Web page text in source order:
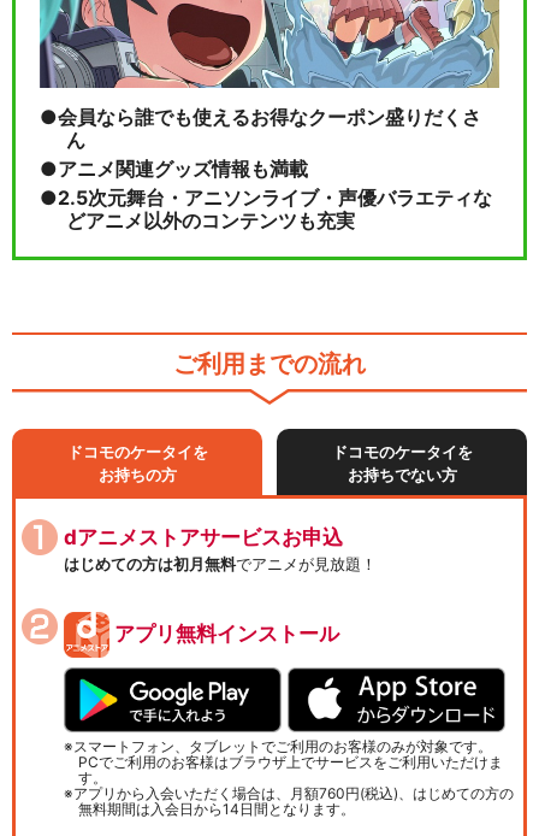
会員なら誰でも使えるお得なクーポン盛りだくさ
ん
アニメ関連グッズ情報も満載
2.5次元舞台・アニソンライブ・声優バラエティな
どアニメ以外のコンテンツも充実
ご利用までの流れ
ドコモのケータイを
お持ちの方
ドコモのケータイを
お持ちでない方
dアニメストアサービスお申込
はじめての方は初月無料でアニメが見放題！
アプリ無料インストール
スマートフォン、タブレットでご利用のお客様のみが対象です。
PCでご利用のお客様はブラウザ上でサービスをご利用いただけま
す。
アプリから入会いただく場合は、月額760円(税込)、はじめての方の
無料期間は入会日から14日間となります。